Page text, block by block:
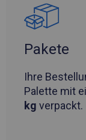
Pakete
Ihre
Palette mit
kg verpackt.